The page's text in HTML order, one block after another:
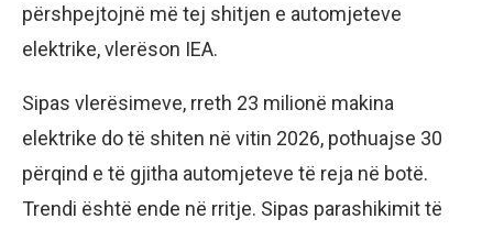
përshpejtojnë më tej shitjen e automjeteve
elektrike, vlerëson IEA.
Sipas vlerësimeve, rreth 23 milionë makina
elektrike do të shiten në vitin 2026, pothuajse 30
përqind e të gjitha automjeteve të reja në botë.
Trendi është ende në rritje. Sipas parashikimit të